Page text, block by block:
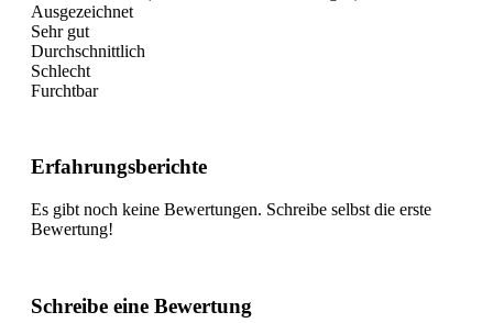
Ausgezeichnet
Sehr gut
Durchschnittlich
Schlecht
Furchtbar
Erfahrungsberichte
Es gibt noch keine Bewertungen. Schreibe selbst die erste
Bewertung!
Schreibe eine Bewertung